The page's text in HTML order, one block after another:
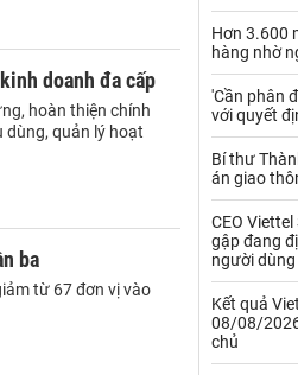
doanh đa cấp
hoàn thiện chính
dùng, quản lý hoạt
ba
từ 67 đơn vị vào
Nhựa -
Rau -
Sữa
Than
Thủy
Hơn 3.600
hàng nhờ
'Cần phân
với quyết
Bí thư
án giao
CEO
gập đang
người dùng
Kết quả
08/08/
chủ